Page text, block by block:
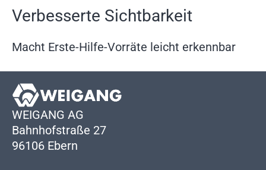
Verbesserte Sichtbarkeit
Macht Erste-Hilfe-Vorräte leicht erkennbar
WEIGANG AG
Bahnhofstraße 27
96106 Ebern